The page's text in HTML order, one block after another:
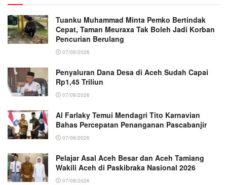
Tuanku Muhammad Minta Pemko Bertindak
Cepat, Taman Meuraxa Tak Boleh Jadi Korban
Pencurian Berulang
07/08/2026
Penyaluran Dana Desa di Aceh Sudah Capai
Rp1,45 Triliun
07/08/2026
Al Farlaky Temui Mendagri Tito Karnavian
Bahas Percepatan Penanganan Pascabanjir
07/08/2026
Pelajar Asal Aceh Besar dan Aceh Tamiang
Wakili Aceh di Paskibraka Nasional 2026
07/08/2026